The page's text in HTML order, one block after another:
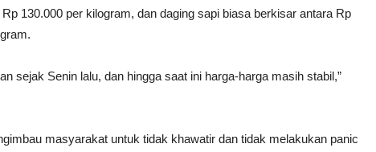
130.000 per kilogram, dan daging sapi biasa berkisar antara Rp
sejak Senin lalu, dan hingga saat ini harga-harga masih stabil,”
masyarakat untuk tidak khawatir dan tidak melakukan panic